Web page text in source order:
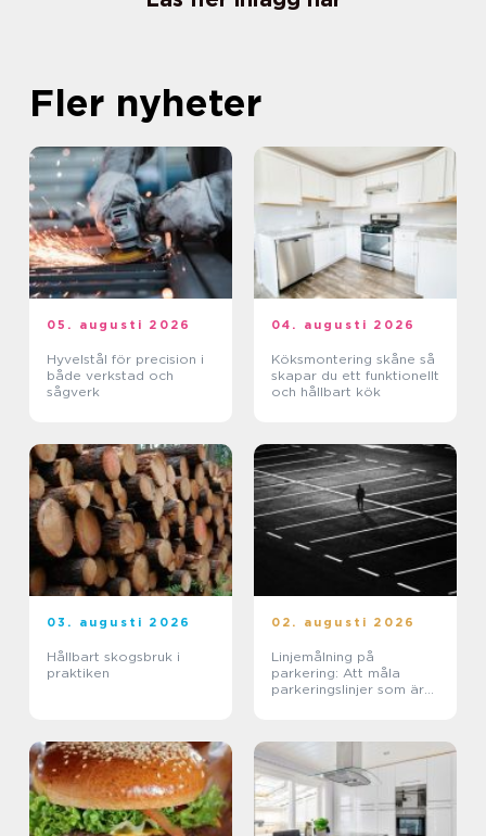
Fler nyheter
05. augusti 2026
Hyvelstål för precision i
både verkstad och
sågverk
04. augusti 2026
Köksmontering skåne så
skapar du ett funktionellt
och hållbart kök
03. augusti 2026
Hållbart skogsbruk i
praktiken
02. augusti 2026
Linjemålning på
parkering: Att måla
parkeringslinjer som är